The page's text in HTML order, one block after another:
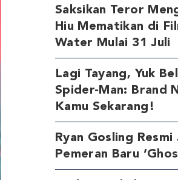
Saksikan Teror
Hiu Mematikan di
Water Mulai 31 Juli
Lagi Tayang, Yuk
Spider-Man: Brand
Kamu Sekarang!
Ryan Gosling Resmi
Pemeran Baru